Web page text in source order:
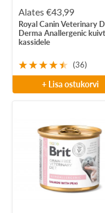
Soodushind
Alates €43,99
Royal Canin Veterinary
Derma Anallergenic
kassidele
(36)
+ Lisa ostukorvi